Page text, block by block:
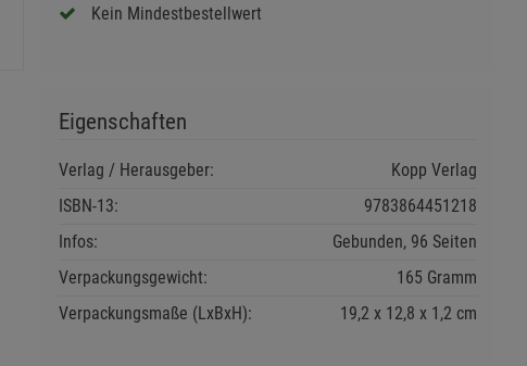
Kein Mindestbestellwert
Eigenschaften
Verlag / Herausgeber:
Kopp Verlag
ISBN-13:
9783864451218
Infos:
Gebunden, 96 Seiten
Verpackungsgewicht:
165 Gramm
Verpackungsmaße (LxBxH):
19,2 12,8 1,2cm